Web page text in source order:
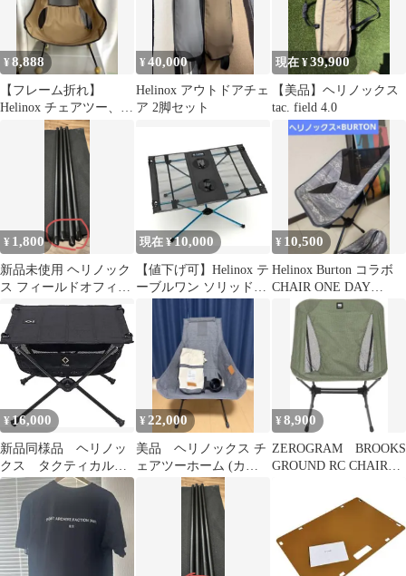
¥8,888
【フレーム折れ】
Helinox チェアツー、ビ
ブラムボール
¥40,000
Helinox アウトドアチェ
ア 2脚セット
現在 ¥39,900
【美品】ヘリノックス
tac. field 4.0
¥ 1,800
新品未使用 ヘリノック
ス フィールドオフィス
脚部用保護キャップ 4
個セット 1
現在 ¥10,000
【値下げ可】Helinox テ
ーブルワン ソリッドト
¥ 10,500
Helinox Burton コラボ
CHAIR ONE DAY
TRIPPER
¥16,000
新品同様品 ヘリノッ
クス タクティカルテ
ーブル Sサイズ 黒
¥ 22,000
美品 ヘリノックス チ
ェアツーホーム (カッ
プホルダー付属)
¥8,900
ZEROGRAM BROOKS
GROUND RC CHAIR